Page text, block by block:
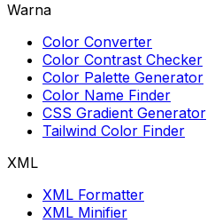
Warna
Color Converter
Color Contrast Checker
Color Palette Generator
Color Name Finder
CSS Gradient Generator
Tailwind Color Finder
XML
XML Formatter
XML Minifier